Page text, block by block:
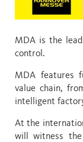
MDA is the
control.
MDA features
value chain,
intelligent
At the
will witness the